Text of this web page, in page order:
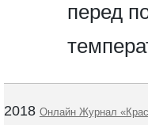
перед
2018 Онлайн Журнал